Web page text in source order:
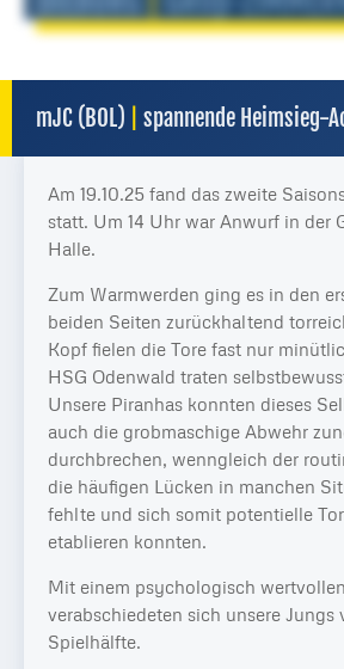
mJC (BOL) spannende Heimsieg-
Am 19.10.25 fand das zweite
statt. Um 14 Uhr war Anwurf in der
Halle.
Zum Warmwerden ging es in den
beiden Seiten zurückhaltend
Kopf fielen die Tore fast nur
HSG Odenwald traten
Unsere Piranhas konnten dieses
auch die grobmaschige Abwehr
durchbrechen, wenngleich der
die häufigen Lücken in manchen
fehlte und sich somit potentielle
etablieren konnten.
Mit einem psychologisch wertvollen
verabschiedeten sich unsere Jungs
Spielhälfte.